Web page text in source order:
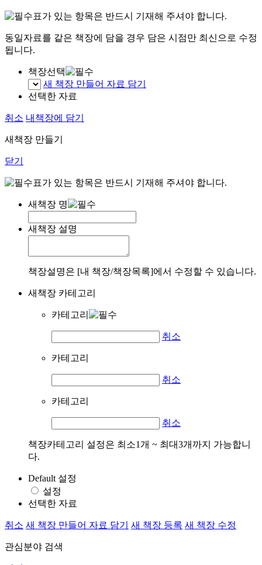
표가 있는 항목은 반드시 기재해 주셔야 합니다.
동일자료를 같은 책장에 담을 경우 담은 시점만 최신으로 수정
됩니다.
책장선택
새 책장 만들어 자료 담기
선택한 자료
취소 내책장에 담기
새책장 만들기
닫기
표가 있는 항목은 반드시 기재해 주셔야 합니다.
새책장 명
새책장 설명
책장설명은 [내 책장/책장목록]에서 수정할 수 있습니다.
새책장 카테고리
카테고리
취소
카테고리
취소
카테고리
취소
책장카테고리 설정은 최소1개 ~ 최대3개까지 가능합니
다.
Default 설정
설정
선택한 자료
취소 새 책장 만들어 자료 담기 새 책장 등록 새 책장 수정
관심분야 검색